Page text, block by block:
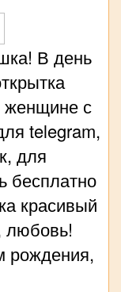
В день
женщине с
telegram,
для
бесплатно
красивый
любовь!
рождения,